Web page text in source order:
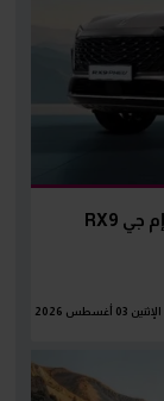
بسعر 1.9 مليون جنيه.. المواصفات الكاملة لـ إم جي RX9
الإثنين 03 أغسطس 2026